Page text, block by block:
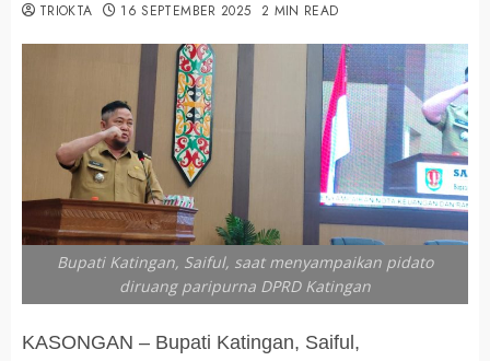
TRIOKTA 16 SEPTEMBER 2025 2 MIN READ
Bupati Katingan, Saiful, saat menyampaikan pidato
diruang paripurna DPRD Katingan
KASONGAN – Bupati Katingan, Saiful,